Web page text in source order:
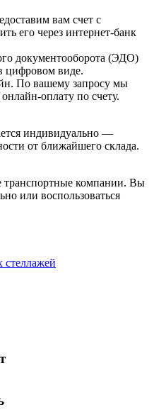
вам счет с
его через интернет-банк
документооборота (ЭДО)
цифровом виде.
По вашему запросу мы
оплату по счету.
индивидуально —
от ближайшего склада.
транспортные компании. Вы
или воспользоваться
стеллажей